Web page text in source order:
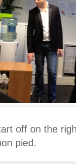
off on the
pied.